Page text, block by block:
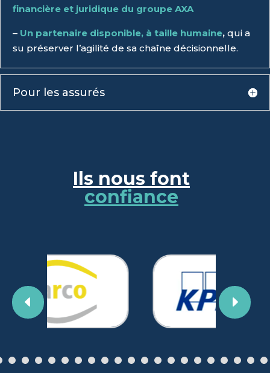
financière et juridique du groupe AXA
– Un partenaire disponible, à taille humaine, qui a
su préserver l’agilité de sa chaîne décisionnelle.
Pour les assurés
Ils nous font
confiance